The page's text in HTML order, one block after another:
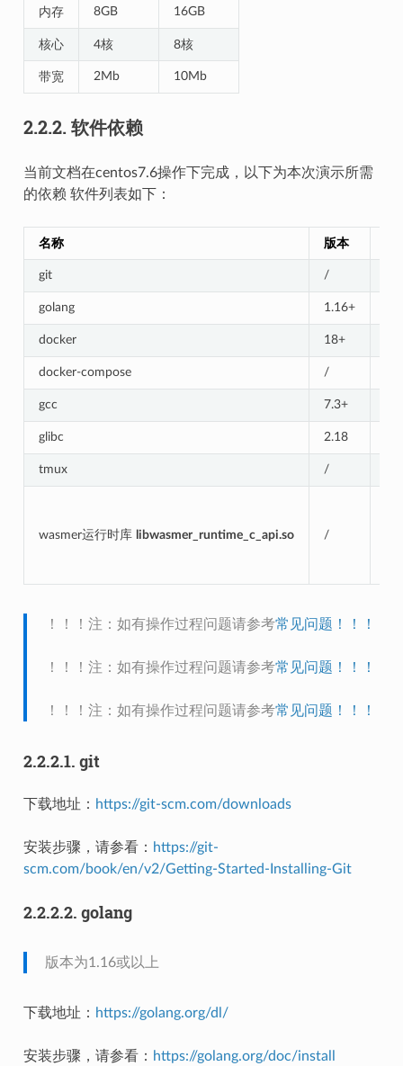
内存 8GB 16GB
核心 4核 8核
带宽 2Mb 10Mb
2.2.2. 软件依赖
当前文档在centos7.6操作下完成，以下为本次演示所需
的依赖 软件列表如下：
名称 版本
git /
golang 1.16+
docker 18+
docker-compose /
gcc 7.3+
glibc 2.18
tmux /
wasmer运行时库 libwasmer_runtime_c_api.so /
！！！注：如有操作过程问题请参考常见问题！！！
！！！注：如有操作过程问题请参考常见问题！！！
！！！注：如有操作过程问题请参考常见问题！！！
2.2.2.1. git
下载地址： https://git-scm.com/downloads
安装步骤，请参看： https://git-
scm.com/book/en/v2/Getting-Started-Installing-Git
2.2.2.2. golang
版本为1.16或以上
下载地址： https://golang.org/dl/
安装步骤，请参看： https://golang.org/doc/install